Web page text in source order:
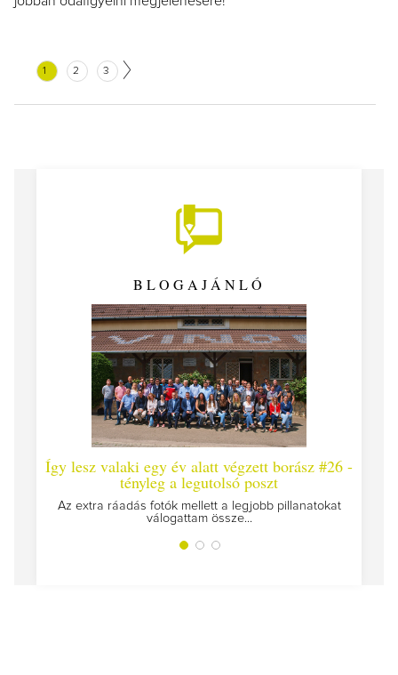
1 2 3
BLOGAJÁNLÓ
Így lesz valaki egy év alatt végzett borász #26 -
tényleg a legutolsó poszt
Az extra ráadás fotók mellett a legjobb pillanatokat
válogattam össze...
Így lesz